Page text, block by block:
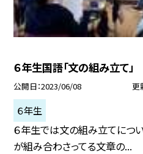
６年生国語「文の組み立て」
公開日 2023/06/08 更
６年生
６年生では文の組み立てにつ
が組み合わさってる文章の...